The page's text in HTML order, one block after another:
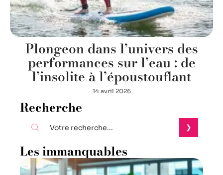
Plongeon dans l’univers des
performances sur l’eau : de
l’insolite à l’époustouflant
14 avril 2026
Recherche
Les immanquables